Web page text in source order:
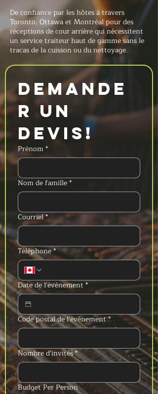
De confiance par les hôtes à travers
Toronto, Ottawa et Montréal pour des
réceptions de cour arrière qui nécessitent
un service traiteur haut de gamme sans le
tracas de la cuisson ou du nettoyage.
Demande
r un
devis!
Prénom*
Nom de famille*
Courriel*
Téléphone*
Date de l'événement *
Code postal de l'événement*
Nombre d'invités*
Budget Per Person